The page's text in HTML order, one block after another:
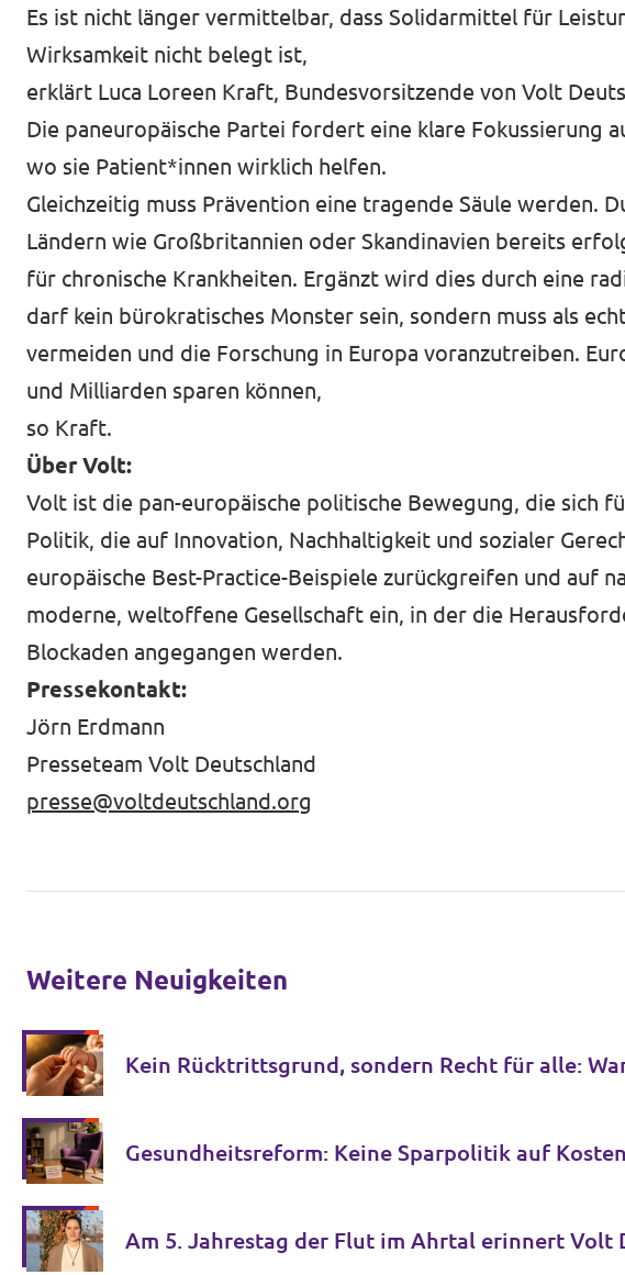
Es ist nicht länger vermittelbar, dass Solidarmittel für
Wirksamkeit nicht belegt ist,
erklärt Luca Loreen Kraft, Bundesvorsitzende von Volt
Die paneuropäische Partei fordert eine klare Fokussierung
wo sie Patient*innen wirklich helfen.
Gleichzeitig muss Prävention eine tragende Säule werden.
Ländern wie Großbritannien oder Skandinavien bereits
für chronische Krankheiten. Ergänzt wird dies durch eine
darf kein bürokratisches Monster sein, sondern muss als
vermeiden und die Forschung in Europa voranzutreiben.
und Milliarden sparen können,
so Kraft.
Über Volt:
Volt ist die pan-europäische politische Bewegung, die sich
Politik, die auf Innovation, Nachhaltigkeit und sozialer
europäische Best-Practice-Beispiele zurückgreifen und
moderne, weltoffene Gesellschaft ein, in der die
Blockaden angegangen werden.
Pressekontakt:
Jörn Erdmann
Presseteam Volt Deutschland
presse@voltdeutschland.org
Weitere Neuigkeiten
Kein Rücktrittsgrund, sondern Recht für alle:
Gesundheitsreform: Keine Sparpolitik auf
Am 5. Jahrestag der Flut im Ahrtal erinnert Volt